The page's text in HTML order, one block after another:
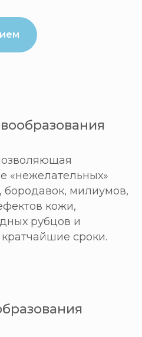
«нежелательных»
милиумов,
кожи,
рубцов и
кратчайшие сроки.